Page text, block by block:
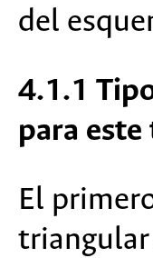
del
4.1.1
para
El